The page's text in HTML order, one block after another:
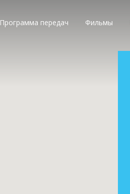
Программа передач Фильмы